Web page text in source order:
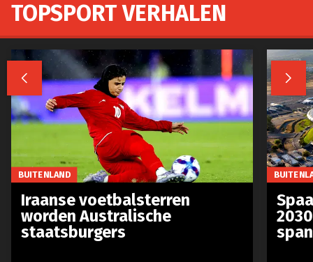
TOPSPORT VERHALEN
 
BUITENLAND
Iraanse voetbalsterren
worden Australische
staatsburgers